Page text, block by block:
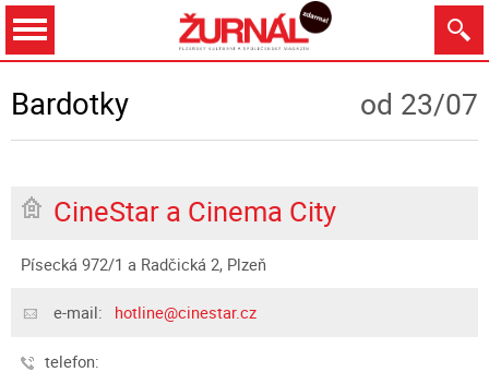
od 23/07
Bardotky
CineStar a Cinema City
Písecká 972/1 a Radčická 2, Plzeň
e-mail: hotline@cinestar.cz
telefon: